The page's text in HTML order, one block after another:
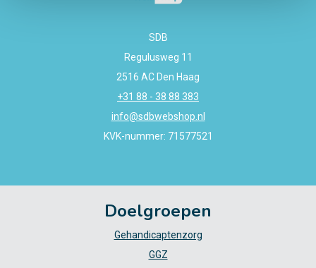
SDB
Regulusweg 11
2516 AC Den Haag
+31 88 - 38 88 383
info@sdbwebshop.nl
KVK-nummer: 71577521
Doelgroepen
Gehandicaptenzorg
GGZ